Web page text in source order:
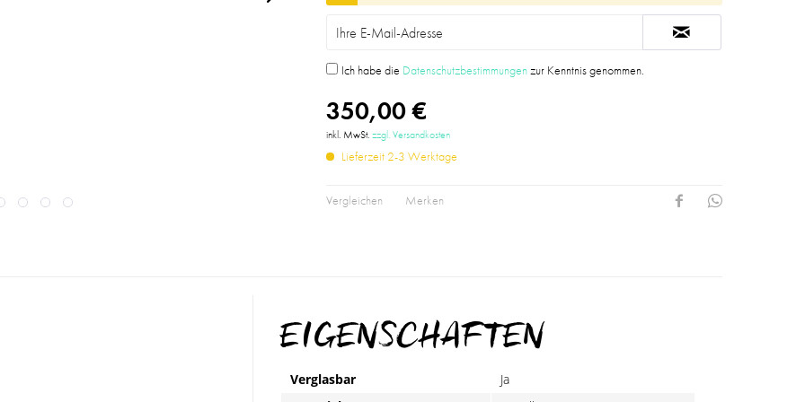
Ich habe die Datenschutzbestimmungenzur Kenntnis genommen.
350,00 €
inkl. MwSt.zzgl. Versandkosten
Lieferzeit 2-3 Werktage
Vergleichen Merken
EIGENSCHAFTEN
Verglasbar
Ja